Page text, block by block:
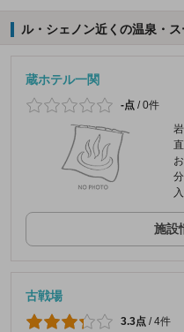
ル・シェノン近くの温泉・
蔵ホテル一関
-点 /0件
分
施設
古戦場
3.3点 /4件